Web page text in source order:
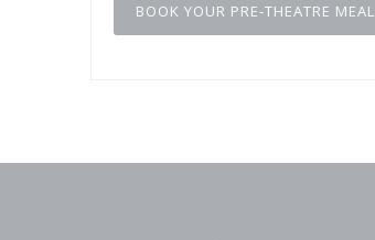
BOOK YOUR PRE-THEATRE MEAL